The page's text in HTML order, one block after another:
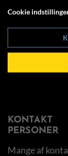
KONTAKT
PERSONER
Mange af
Cookie